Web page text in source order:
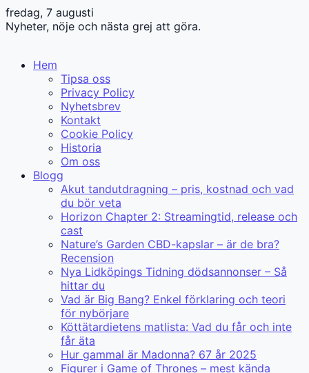
fredag, 7 augusti
Nyheter, nöje och nästa grej att göra.
Hem
Tipsa oss
Privacy Policy
Nyhetsbrev
Kontakt
Cookie Policy
Historia
Om oss
Blogg
Akut tandutdragning – pris, kostnad och vad
du bör veta
Horizon Chapter 2: Streamingtid, release och
cast
Nature’s Garden CBD-kapslar – är de bra?
Recension
Nya Lidköpings Tidning dödsannonser – Så
hittar du
Vad är Big Bang? Enkel förklaring och teori
för nybörjare
Köttätardietens matlista: Vad du får och inte
får äta
Hur gammal är Madonna? 67 år 2025
Figurer i Game of Thrones – mest kända